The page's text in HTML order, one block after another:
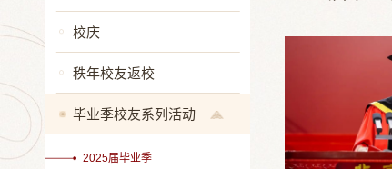
校庆
秩年校友返校
毕业季校友系列活动
2025届毕业季